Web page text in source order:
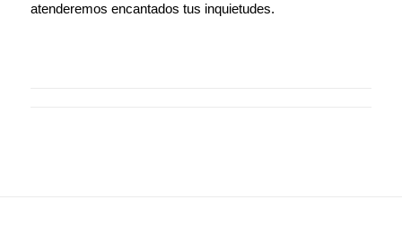
atenderemos encantados tus inquietudes.